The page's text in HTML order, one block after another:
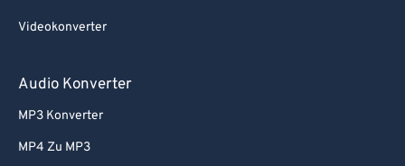
Videokonverter
Audio Konverter
MP3 Konverter
MP4 Zu MP3